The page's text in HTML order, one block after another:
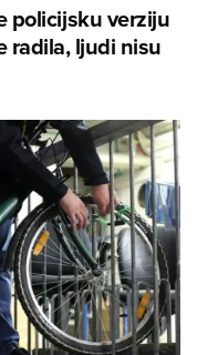
policijsku verziju
radila, ljudi nisu